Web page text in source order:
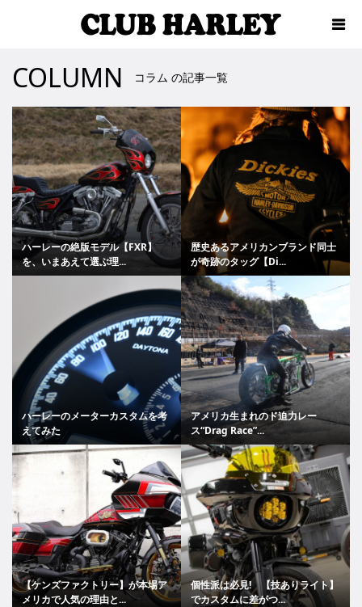
COLUMN コラム の記事一覧
ハーレーの絶版モデル【FXR】
を、いまあえて選ぶ理...
歴史あるアメリカンブランド同士
が奇跡のタッグ【Di...
ハーレーのメーターカスタムを考
えてみた
アメリカ生まれのド迫力レー
ス“Drag Race”...
【ケンズファクトリー】が本場ア
メリカで人気の理由と...
個性派は必見! 【技ありライト】
でカスタムに差がつ...